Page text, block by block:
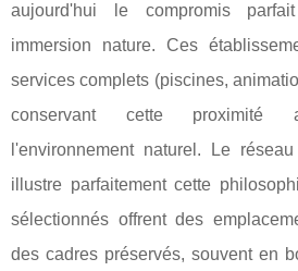
aujourd'hui le compromis
immersion nature. Ces
services complets (piscines,
conservant cette proximité
l'environnement naturel. Le
illustre parfaitement cette
sélectionnés offrent des
des cadres préservés, souvent en